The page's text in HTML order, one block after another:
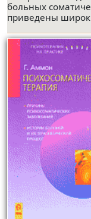
больных
приведены